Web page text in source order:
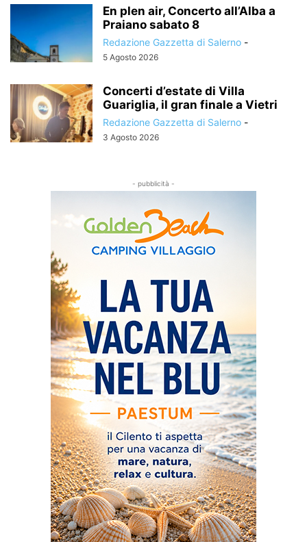
En plen air, Concerto all’Alba a
Praiano sabato 8
Redazione Gazzetta di Salerno -
5 Agosto 2026
Concerti d’estate di Villa
Guariglia, il gran finale a Vietri
Redazione Gazzetta di Salerno -
3 Agosto 2026
- pubblicità -